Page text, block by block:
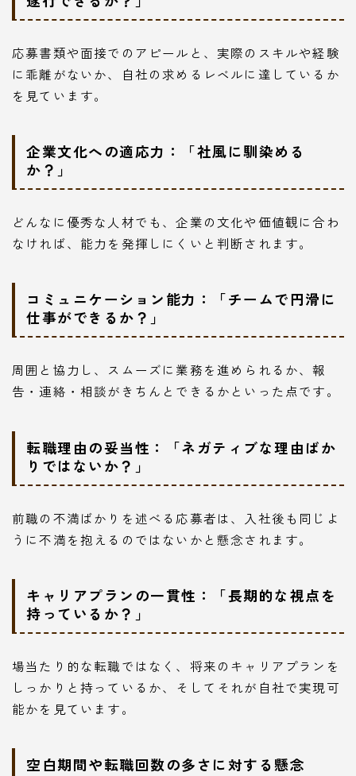
応募書類や面接でのアピールと、実際のスキルや経験
に乖離がないか、自社の求めるレベルに達しているか
を見ています。
企業文化への適応力：「社風に馴染める
か？」
どんなに優秀な人材でも、企業の文化や価値観に合わ
なければ、能力を発揮しにくいと判断されます。
コミュニケーション能力：「チームで円滑に
仕事ができるか？」
周囲と協力し、スムーズに業務を進められるか、報
告・連絡・相談がきちんとできるかといった点です。
転職理由の妥当性：「ネガティブな理由ばか
りではないか？」
前職の不満ばかりを述べる応募者は、入社後も同じよ
うに不満を抱えるのではないかと懸念されます。
キャリアプランの一貫性：「長期的な視点を
持っているか？」
場当たり的な転職ではなく、将来のキャリアプランを
しっかりと持っているか、そしてそれが自社で実現可
能かを見ています。
空白期間や転職回数の多さに対する懸念